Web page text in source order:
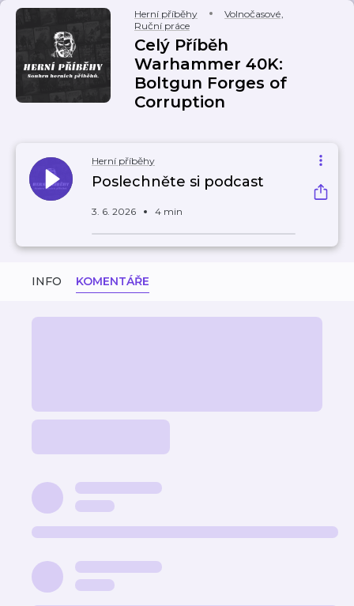
Herní příběhy Volnočasové,
Ruční práce
Celý Příběh
Warhammer 40K:
Boltgun Forges of
Corruption
Herní příběhy
Poslechněte si podcast
3. 6. 2026 4 min
INFO KOMENTÁŘE